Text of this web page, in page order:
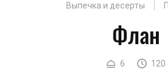
Выпечка и десерты
Флан
6
120